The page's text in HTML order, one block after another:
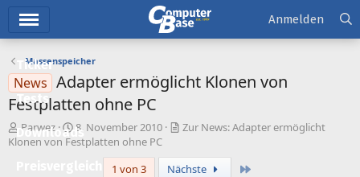
Ticker
Tests
Downloads
Anmelden
Massenspeicher
News Adapter ermöglicht Klonen von
Festplatten ohne PC
E
r
Parwez
E
r
8. November 2010
Zur News: Adapter ermöglicht
Klonen von Festplatten ohne PC
1 von 3
Nächste